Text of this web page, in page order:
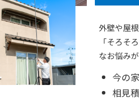
外壁や屋
「そろそ
なお悩み
今の
相見